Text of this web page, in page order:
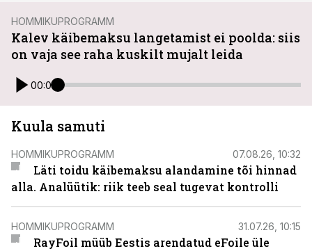
HOMMIKUPROGRAMM
Kalev käibemaksu langetamist ei poolda: siis
on vaja see raha kuskilt mujalt leida
00:00
Kuula samuti
HOMMIKUPROGRAMM 07.08.26, 10:32
Läti toidu käibemaksu alandamine tõi hinnad
alla. Analüütik: riik teeb seal tugevat kontrolli
HOMMIKUPROGRAMM 31.07.26, 10:15
RayFoil müüb Eestis arendatud eFoile üle